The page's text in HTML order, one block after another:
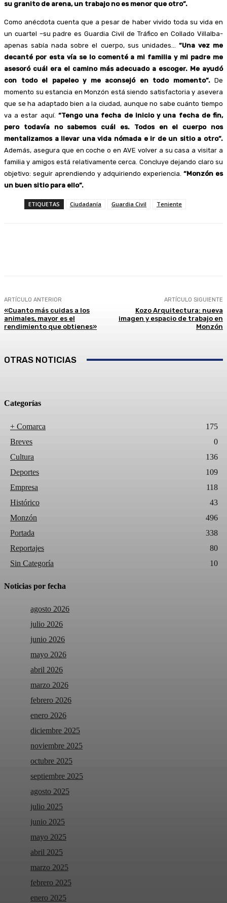
su granito de arena, un trabajo no es menor que otro”.
Como anécdota cuenta que a pesar de haber vivido toda su vida en
un cuartel –su padre es Guardia Civil de Tráfico en Collado Villalba-
apenas sabía nada sobre el cuerpo, sus unidades… “Una vez me
decanté por esta vía se lo comenté a mi familia y mi padre me
asesoró cuál era el camino más adecuado a escoger. Me ayudó
con todo el papeleo y me aconsejó en todo momento”.De
momento su estancia en Monzón está siendo satisfactoria y asevera
que se ha adaptado bien a la ciudad, aunque no sabe cuánto tiempo
va a estar aquí. “Tengo una fecha de inicio y una fecha de fin,
pero todavía no sabemos cuál es. Todos en el cuerpo nos
mentalizamos a llevar una vida nómada e ir de un sitio a otro”.
Además, asegura que en coche o en AVE volver a su casa a visitar a
familia y amigos está relativamente cerca. Concluye dejando claro su
objetivo: seguir aprendiendo y adquiriendo experiencia. “Monzón es
un buen sitio para ello”.
ETIQUETAS Ciudadanía Guardia Civil Teniente
ARTÍCULO ANTERIOR
«Cuanto más cuidas a los
animales, mayor es el
rendimiento que obtienes»
ARTÍCULO SIGUIENTE
Kozo Arquitectura: nueva
imagen y espacio de trabajo en
Monzón
OTRAS NOTICIAS
Categorías
+ Comarca
175
Breves
0
Cultura
136
Deportes
109
Empresa
118
Histórico
43
Monzón
496
Portada
338
Reportajes
80
Sin Categoría
10
Noticias por fecha
agosto 2026
julio 2026
junio 2026
mayo 2026
abril 2026
marzo 2026
febrero 2026
enero 2026
diciembre 2025
noviembre 2025
octubre 2025
septiembre 2025
agosto 2025
julio 2025
junio 2025
mayo 2025
abril 2025
marzo 2025
febrero 2025
enero 2025